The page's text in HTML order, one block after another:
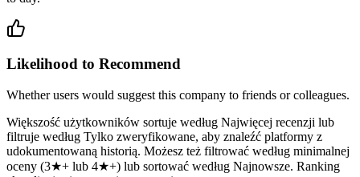
Likelihood to Recommend
Whether users would suggest this company to friends or colleagues.
Większość użytkowników sortuje według Najwięcej recenzji lub
filtruje według Tylko zweryfikowane, aby znaleźć platformy z
udokumentowaną historią. Możesz też filtrować według minimalnej
oceny (3★+ lub 4★+) lub sortować według Najnowsze. Ranking